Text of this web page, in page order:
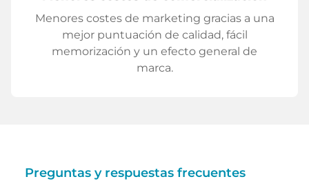
Menores costes de marketing gracias a una
mejor puntuación de calidad, fácil
memorización y un efecto general de
marca.
Preguntas y respuestas frecuentes